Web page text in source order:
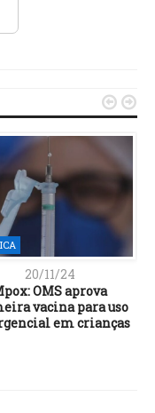
20/11/24
OMS aprova
vacina para uso
em crianças
 